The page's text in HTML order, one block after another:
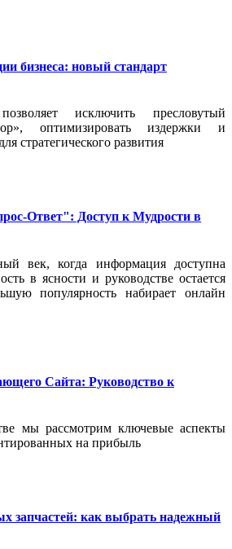
бизнеса: новый стандарт
исключить пресловутый
оптимизировать издержки и
стратегического развития
Ответ": Доступ к Мудрости в
век, когда информация доступна
в ясности и руководстве остается
популярность набирает онлайн
Сайта: Руководство к
мы рассмотрим ключевые аспекты
на прибыль
запчастей: как выбрать надежный